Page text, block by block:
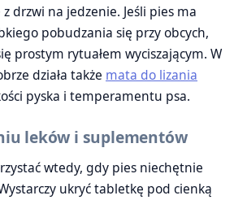
drzwi na jedzenie. Jeśli pies ma
pobudzania się przy obcych,
prostym rytuałem wyciszającym. W
działa także mata do lizania
pyska i temperamentu psa.
leków i suplementów
wtedy, gdy pies niechętnie
ukryć tabletkę pod cienką